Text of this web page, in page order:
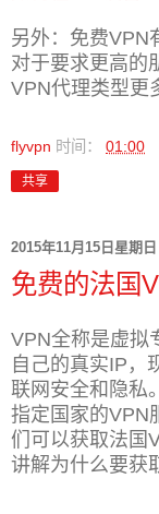
另外：免费VPN
对于要求更高的
VPN代理类型更
flyvpn 时间： 01:00
共享
2015年11月15日星期日
免费的法国
VPN全称是虚拟
自己的真实IP，
联网安全和隐私
指定国家的VPN
们可以获取法 国
讲解为什么要获